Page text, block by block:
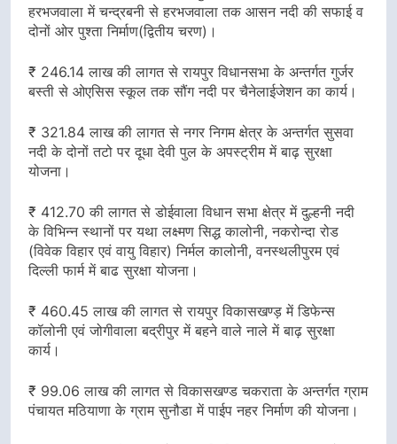
हरभजवाला में चन्द्रबनी से हरभजवाला तक आसन नदी की सफाई व
दोनों ओर पुश्ता निर्माण(द्वितीय चरण)।
₹ 246.14 लाख की लागत से रायपुर विधानसभा के अन्तर्गत गुर्जर
बस्ती से ओएसिस स्कूल तक सौंग नदी पर चैनेलाईजेशन का कार्य।
₹ 321.84 लाख की लागत से नगर निगम क्षेत्र के अन्तर्गत सुसवा
नदी के दोनों तटो पर दूधा देवी पुल के अपस्ट्रीम में बाढ़ सुरक्षा
योजना।
₹ 412.70 की लागत से डोईवाला विधान सभा क्षेत्र में दुल्हनी नदी
के विभिन्न स्थानों पर यथा लक्ष्मण सिद्ध कालोनी, नकरोन्दा रोड
(विवेक विहार एवं वायु विहार) निर्मल कालोनी, वनस्थलीपुरम एवं
दिल्ली फार्म में बाढ सुरक्षा योजना।
₹ 460.45 लाख की लागत से रायपुर विकासखण्ड़ में डिफेन्स
कॉलोनी एवं जोगीवाला बद्रीपुर में बहने वाले नाले में बाढ़ सुरक्षा
कार्य।
₹ 99.06 लाख की लागत से विकासखण्ड चकराता के अन्तर्गत ग्राम
पंचायत मठियाणा के ग्राम सुनौडा में पाईप नहर निर्माण की योजना।